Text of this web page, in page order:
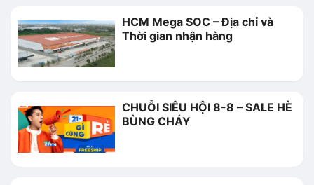
HCM Mega SOC – Địa chỉ và
Thời gian nhận hàng
CHUỖI SIÊU HỘI 8-8 – SALE HÈ
BÙNG CHÁY